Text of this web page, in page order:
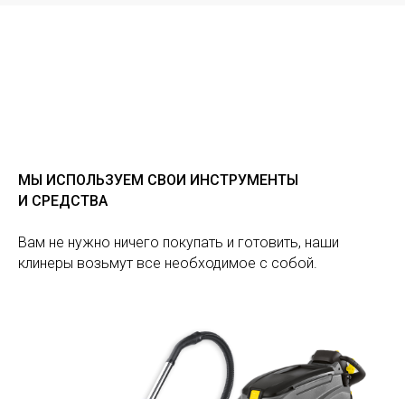
МЫ ИСПОЛЬЗУЕМ СВОИ ИНСТРУМЕНТЫ
И СРЕДСТВА
Вам не нужно ничего покупать и готовить, наши
клинеры возьмут все необходимое с собой.